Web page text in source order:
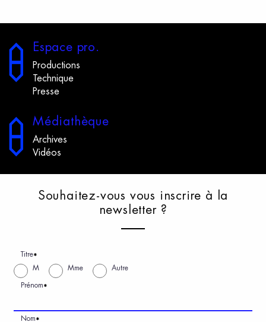
Espace pro.
Productions
Technique
Presse
Médiathèque
Archives
Vidéos
Souhaitez-vous vous i nscrire à
a
newsletter ?
Titre*
M Mme Autre
Prénom*
Nom